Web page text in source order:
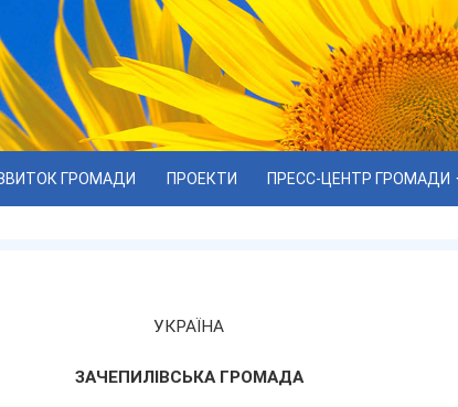
ГРОМАДИ ПРОЕКТИ ПРЕСС-ЦЕНТР ГРОМАДИ
УКРАЇНА
ЗАЧЕПИЛІВСЬКА ГРОМАДА